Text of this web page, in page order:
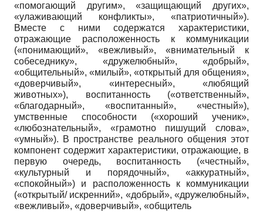
«помогающий другим», «защищающий других»,
«улаживающий конфликты», «патриотичный»).
Вместе с ними содержатся характеристики,
отражающие расположенность к коммуникации
(«понимающий», «вежливый», «внимательный к
собеседнику», «дружелюбный», «добрый»,
«общительный», «милый», «открытый для общения»,
«доверчивый», «интересный», «любящий
животных»), воспитанность («ответственный»,
«благодарный», «воспитанный», «честный»),
умственные способности («хороший ученик»,
«любознательный», «грамотно пишущий слова»,
«умный»). В пространстве реального общения этот
компонент содержит характеристики, отражающие, в
первую очередь, воспитанность («честный»,
«культурный и порядочный», «аккуратный»,
«спокойный») и расположенность к коммуникации
(«открытый/ искренний», «добрый», «дружелюбный»,
«вежливый», «доверчивый», «общитель­